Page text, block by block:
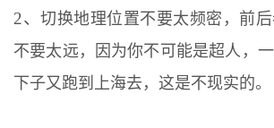
2、 切换地理位置不要太频密，前
不要太远，因为你不可能是超人，
下子又跑到上海去，这是不现实的。